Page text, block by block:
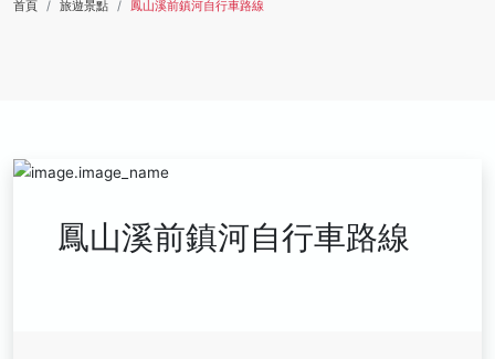
首頁 旅遊景點 鳳山溪前鎮河自行車路線
鳳山溪前鎮河自行車路線